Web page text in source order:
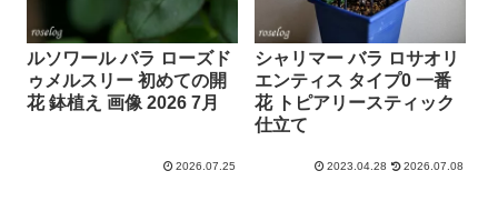
ルソワール バラ ローズド
ゥメルスリー 初めての開
花 鉢植え 画像 2026 7月
2026.07.25
シャリマー バラ ロサオリ
エンティス タイプ0 一番
花 トピアリースティック
仕立て
2023.04.28 2026.07.08